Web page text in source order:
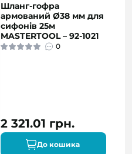
Шланг-гофра
армований Ø38 мм для
сифонів 25м
MASTERTOOL – 92-1021
0
2 321.01 грн.
До кошика